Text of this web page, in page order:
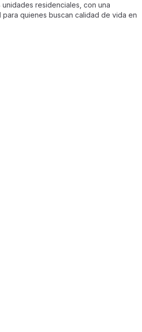
residenciales, con una
quienes buscan calidad de vida en